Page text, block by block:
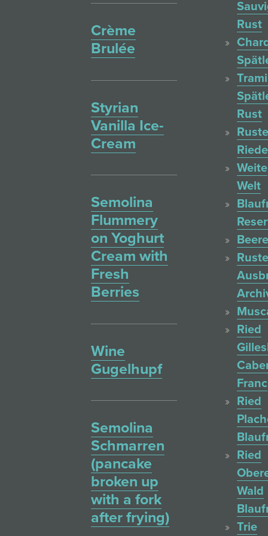
Crème
Brulée
Styrian
Vanilla Ice-
Cream
Semolina
Flummery
on Yoghurt
Cream with
Fresh
Berries
Wine
Gugelhupf
Semolina
Schmarren
(pancake
broken up
with a fork
after frying)
Rust
Rust
Weite
Welt
Ried
Franc
Ried
Ried
Wald
Trie